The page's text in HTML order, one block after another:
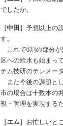
でしたか。
［中田］ 予想以上の
す。
これで8割の部分が
区への給水も始まっ
テム技研のテレメー
また今後の課題と
市の場合は十数本の
視・管理を実現する
［エム］ お忙しいと